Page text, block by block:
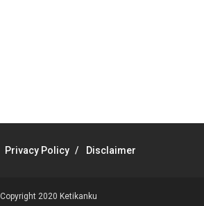
Privacy Policy Disclaimer
Copyright 2020 Ketikanku